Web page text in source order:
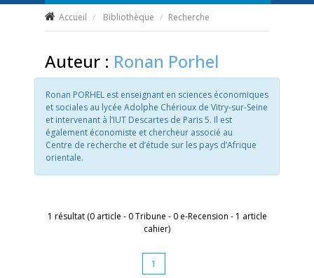
Accueil Bibliothèque Recherche
Auteur : Ronan Porhel
Ronan PORHEL est enseignant en sciences économiques
et sociales au lycée Adolphe Chérioux de Vitry-sur-Seine
et intervenant à l’IUT Descar­tes de Paris 5. Il est
également économiste et chercheur associé au
Centre de recherche et d’étude sur les pays d’Afrique
orientale.
1 résultat (0 article - 0 Tribune - 0 e-Recension - 1 article
cahier)
1